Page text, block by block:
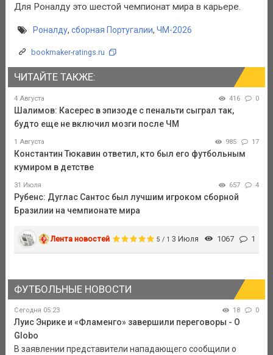
Для Роналду это шестой чемпионат мира в карьере.
Роналду, сборная Португалии, ЧМ-2026
bookmaker-ratings.ru
ЧИТАЙТЕ ТАКЖЕ:
4 Августа 416 0
Шалимов: Касерес в эпизоде с пенальти сыграл так,
будто еще не включил мозги после ЧМ
1 Августа 985 17
Константин Тюкавин ответил, кто был его футбольным
кумиром в детстве
31 Июля 657 4
Рубенс: Дуглас Сантос был лучшим игроком сборной
Бразилии на чемпионате мира
Лента новостей 5 / 1 3 Июля 1067 1
ФУТБОЛЬНЫЕ НОВОСТИ
Сегодня 05:23 18 0
Луис Энрике и «Фламенго» завершили переговоры - O
Globo
В заявлении представители нападающего сообщили о